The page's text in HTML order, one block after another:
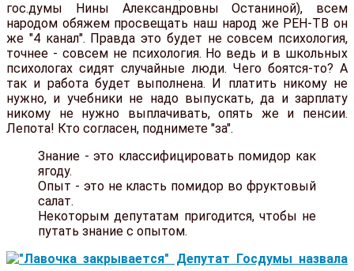
гос.думы Нины Александровны Останиной), всем
народом обяжем просвещать наш народ же РЕН-ТВ он
же "4 канал". Правда это будет не совсем психология,
точнее - совсем не психология. Но ведь и в школьных
психологах сидят случайные люди. Чего боятся-то? А
так и работа будет выполнена. И платить никому не
нужно, и учебники не надо выпускать, да и зарплату
никому не нужно выплачивать, опять же и пенсии.
Лепота! Кто согласен, поднимете "за".
Знание - это классифицировать помидор как
ягоду.
Опыт - это не класть помидор во фруктовый
салат.
Некоторым депутатам пригодится, чтобы не
путать знание с опытом.